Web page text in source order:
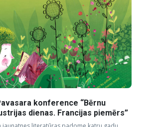
konference “Bērnu
dienas. Francijas piemērs”